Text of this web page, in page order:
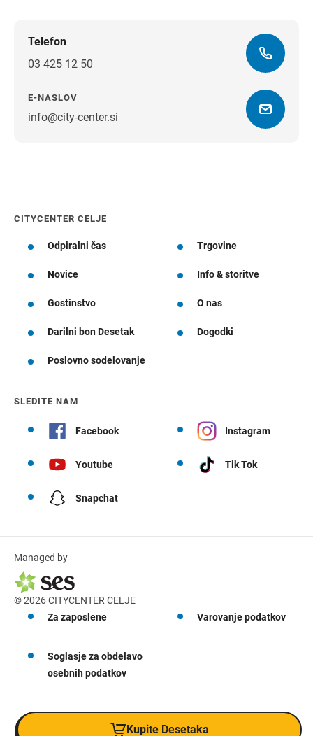
Telefon
03 425 12 50
E-NASLOV
info@city-center.si
CITYCENTER CELJE
Odpiralni čas Trgovine
Novice Info & storitve
Gostinstvo O nas
Darilni bon Desetak Dogodki
Poslovno sodelovanje
SLEDITE NAM
Facebook Instagram
Youtube Tik Tok
Snapchat
Managed by
© 2026 CITYCENTER CELJE
Za zaposlene
Varovanje podatkov
Soglasje za obdelavo
osebnih podatkov
Kupite Desetaka